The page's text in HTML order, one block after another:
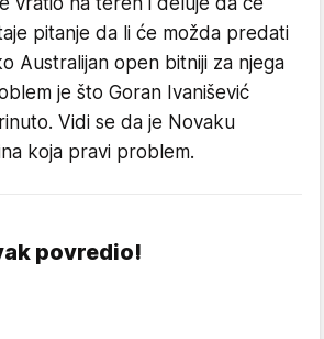
pitanje da li će možda predati
Australijan open bitniji za njega
je što Goran Ivanišević
Vidi se da je Novaku
koja pravi problem.
povredio!